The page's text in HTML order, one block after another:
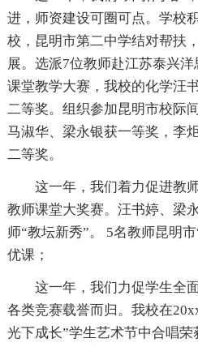
进，师资建设可圈可点。学校
校，昆明市第二中学结对帮扶
展。选派7位教师赴江苏泰兴
课堂教学大赛，我校的化学汪
二等奖。组织参加昆明市校际
马淑华、梁永银获一等奖，李
二等奖。
这一年，我们着力促进教
教师课堂大奖赛。汪书婷、梁
师“教坛新秀”。 5名教师昆明
优课；
这一年，我们力促学生全
各类竞赛载誉而归。我校在
光下成长”学生艺术节中合唱荣